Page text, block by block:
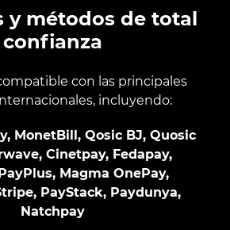
y métodos de total
confianza
con las principales
incluyendo:
MonetBill, Qosic BJ, Quosic
Cinetpay, Fedapay,
Magma OnePay,
PayStack, Paydunya,
Natchpay